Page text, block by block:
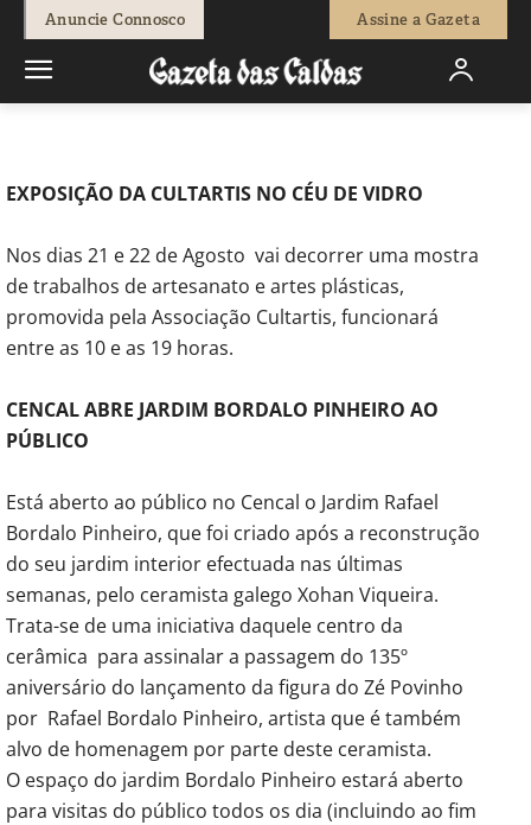
Anuncie Connosco Assine a Gazeta
Natacha Narciso 798 0
EXPOSIÇÃO DA CULTARTIS NO CÉU DE VIDRO
Nos dias 21 e 22 de Agosto vai decorrer uma mostra
de trabalhos de artesanato e artes plásticas,
promovida pela Associação Cultartis, funcionará
entre as 10 e as 19 horas.
CENCAL ABRE JARDIM BORDALO PINHEIRO AO
PÚBLICO
Está aberto ao público no Cencal o Jardim Rafael
Bordalo Pinheiro, que foi criado após a reconstrução
do seu jardim interior efectuada nas últimas
semanas, pelo ceramista galego Xohan Viqueira.
Trata-se de uma iniciativa daquele centro da
cerâmica para assinalar a passagem do 135º
aniversário do lançamento da figura do Zé Povinho
por Rafael Bordalo Pinheiro, artista que é também
alvo de homenagem por parte deste ceramista.
O espaço do jardim Bordalo Pinheiro estará aberto
para visitas do público todos os dia (incluindo ao fim